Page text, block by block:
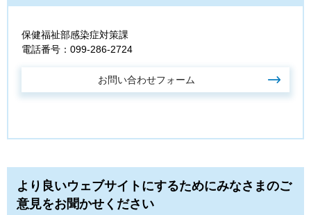
保健福祉部感染症対策課
電話番号：099-286-2724
より良いウェブサイトにするためにみなさまのご
意見をお聞かせください